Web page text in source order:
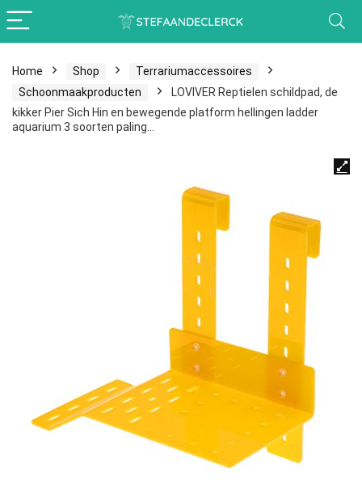
Home Shop
Terrariumaccessoires
Schoonmaakproducten
LOVIVER Reptielen schildpad, de
kikker Pier Sich Hin en bewegende platform hellingen ladder
aquarium 3 soorten paling…